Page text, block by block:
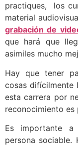
practiques, los
material
grabación de
que hará que
asimiles mucho
Hay que tener
cosas difícilmente
esta carrera por
reconocimiento es
Es importante a
persona sociable.